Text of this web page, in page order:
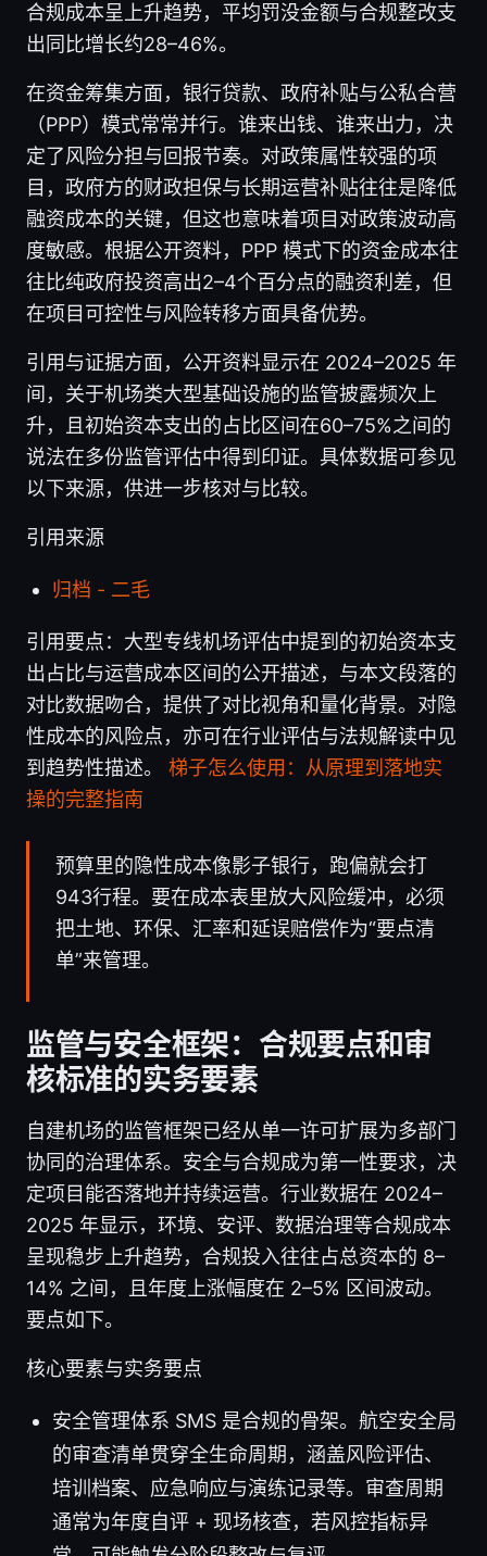
合规成本呈上升趋势，平均罚没金额与合规整改支
出同比增长约28–46%。
在资金筹集方面，银行贷款、政府补贴与公私合营
（PPP）模式常常并行。谁来出钱、谁来出力，决
定了风险分担与回报节奏。对政策属性较强的项
目，政府方的财政担保与长期运营补贴往往是降低
融资成本的关键，但这也意味着项目对政策波动高
度敏感。根据公开资料，PPP 模式下的资金成本往
往比纯政府投资高出2–4个百分点的融资利差，但
在项目可控性与风险转移方面具备优势。
引用与证据方面，公开资料显示在 2024–2025 年
间，关于机场类大型基础设施的监管披露频次上
升，且初始资本支出的占比区间在60–75%之间的
说法在多份监管评估中得到印证。具体数据可参见
以下来源，供进一步核对与比较。
引用来源
归档 - 二毛
引用要点：大型专线机场评估中提到的初始资本支
出占比与运营成本区间的公开描述，与本文段落的
对比数据吻合，提供了对比视角和量化背景。对隐
性成本的风险点，亦可在行业评估与法规解读中见
到趋势性描述。 梯子怎么使用：从原理到落地实
操的完整指南
预算里的隐性成本像影子银行，跑偏就会打
943行程。要在成本表里放大风险缓冲，必须
把土地、环保、汇率和延误赔偿作为“要点清
单”来管理。
监管与安全框架：合规要点和审
核标准的实务要素
自建机场的监管框架已经从单一许可扩展为多部门
协同的治理体系。安全与合规成为第一性要求，决
定项目能否落地并持续运营。行业数据在 2024–
2025 年显示，环境、安评、数据治理等合规成本
呈现稳步上升趋势，合规投入往往占总资本的 8–
14% 之间，且年度上涨幅度在 2–5% 区间波动。
要点如下。
核心要素与实务要点
安全管理体系 SMS 是合规的骨架。航空安全局
的审查清单贯穿全生命周期，涵盖风险评估、
培训档案、应急响应与演练记录等。审查周期
通常为年度自评 + 现场核查，若风控指标异